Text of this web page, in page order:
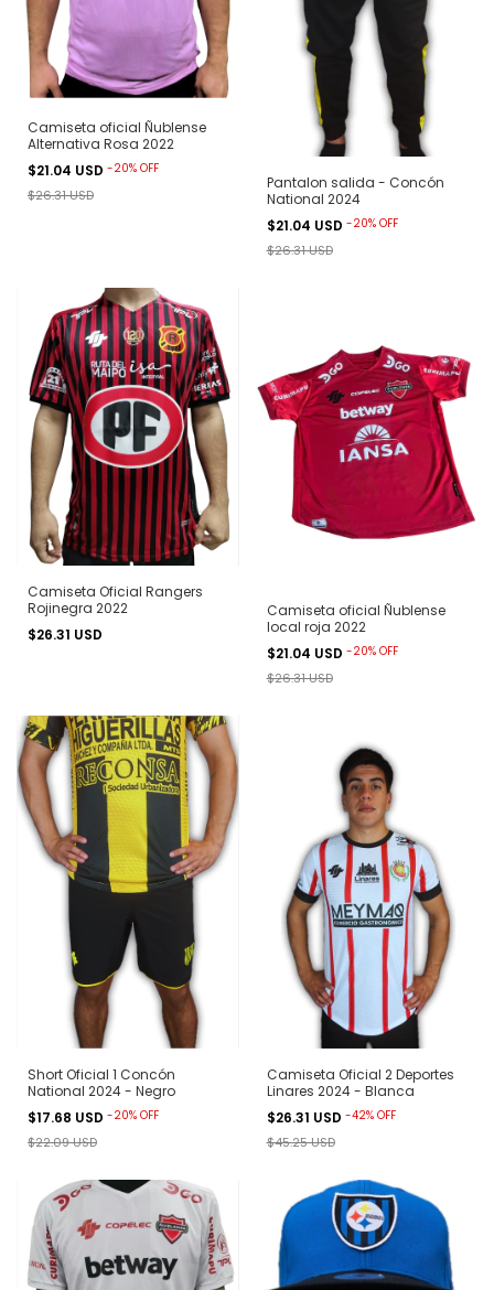
Camiseta oficial Ñublense
Alternativa Rosa 2022
$21.04 USD -20% OFF
$26.31 USD
Pantalon salida - Concón
National 2024
$21.04 USD -20% OFF
$26.31 USD
Camiseta Oficial Rangers
Rojinegra 2022
$26.31 USD
Camiseta oficial Ñublense
local roja 2022
$21.04 USD -20% OFF
$26.31 USD
Short Oficial 1 Concón
National 2024 - Negro
$17.68 USD -20% OFF
$22.09 USD
Camiseta Oficial 2 Deportes
Linares 2024 - Blanca
$26.31 USD -42% OFF
$45.25 USD